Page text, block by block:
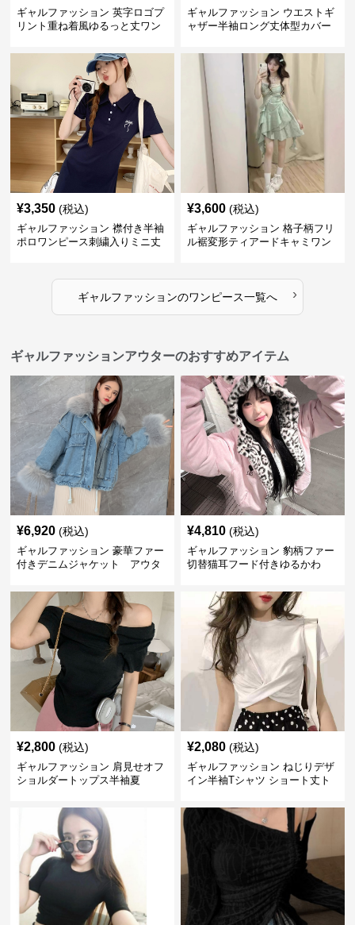
ギャルファッション 英字ロゴプ
リント重ね着風ゆるっと丈ワン
ギャルファッション ウエストギ
ャザー半袖ロング丈体型カバー
¥3,350 (税込)
ギャルファッション 襟付き半袖
ポロワンピース刺繍入りミニ丈
¥3,600 (税込)
ギャルファッション 格子柄フリ
ル裾変形ティアードキャミワン
ギャルファッションのワンピース一覧へ ›
ギャルファッションアウターのおすすめアイテム
¥6,920 (税込)
ギャルファッション 豪華ファー
付きデニムジャケット アウタ
¥4,810 (税込)
ギャルファッション 豹柄ファー
切替猫耳フード付きゆるかわ
¥2,800 (税込)
ギャルファッション 肩見せオフ
ショルダートップス半袖夏
¥2,080 (税込)
ギャルファッション ねじりデザ
イン半袖Tシャツ ショート丈ト